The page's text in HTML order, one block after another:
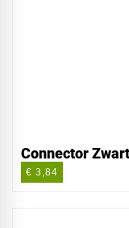
Connector
€ 3,84